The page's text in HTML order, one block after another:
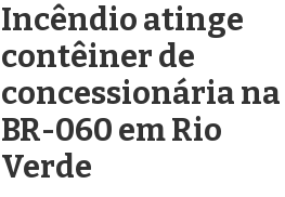
Incêndio atinge
contêiner de
concessionária na
BR-060 em Rio
Verde